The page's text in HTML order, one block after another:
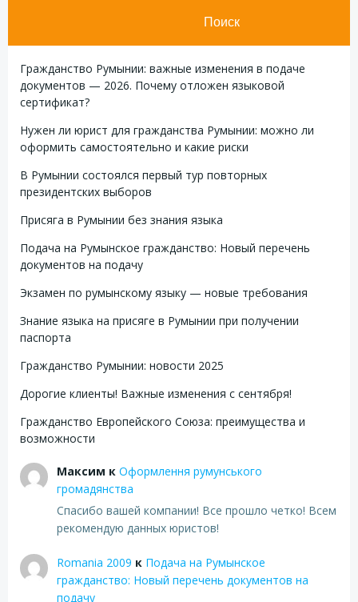
Поиск
Гражданство Румынии: важные изменения в подаче
документов — 2026. Почему отложен языковой
сертификат?
Нужен ли юрист для гражданства Румынии: можно ли
оформить самостоятельно и какие риски
В Румынии состоялся первый тур повторных
президентских выборов
Присяга в Румынии без знания языка
Подача на Румынское гражданство: Новый перечень
документов на подачу
Экзамен по румынскому языку — новые требования
Знание языка на присяге в Румынии при получении
паспорта
Гражданство Румынии: новости 2025
Дорогие клиенты! Важные изменения с сентября!
Гражданство Европейского Союза: преимущества и
возможности
Максим к Оформлення румунського
громадянства
Спасибо вашей компании! Все прошло четко! Всем
рекомендую данных юристов!
Romania 2009 к Подача на Румынское
гражданство: Новый перечень документов на
подачу